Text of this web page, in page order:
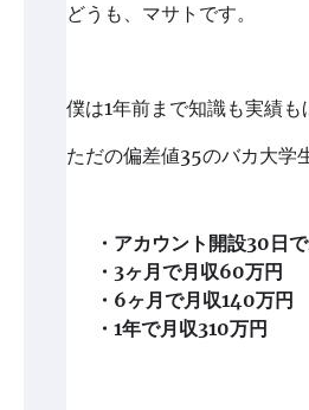
どうも、マサトです。
僕は1年前まで知識も実績も
ただの偏差値35のバカ大学
・アカウント開設30日
・3ヶ月で月収60万円
・6ヶ月で月収140万円
・1年で月収310万円